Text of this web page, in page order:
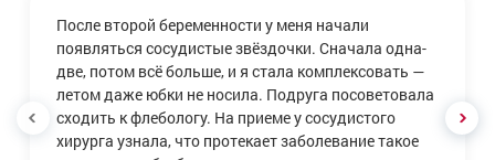
После второй беременности у меня начали
появляться сосудистые звёздочки. Сначала одна-
две, потом всё больше, и я стала комплексовать —
летом даже юбки не носила. Подруга посоветовала
сходить к флебологу. На приеме у сосудистого
хирурга узнала, что протекает заболевание такое